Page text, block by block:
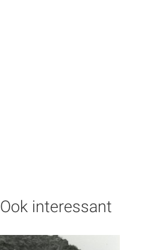
Ook interessant